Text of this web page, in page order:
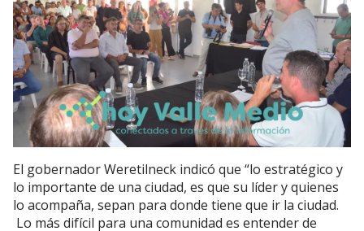
El gobernador Weretilneck indicó que “lo estratégico y
lo importante de una ciudad, es que su líder y quienes
lo acompaña, sepan para donde tiene que ir la ciudad.
Lo más difícil para una comunidad es entender de